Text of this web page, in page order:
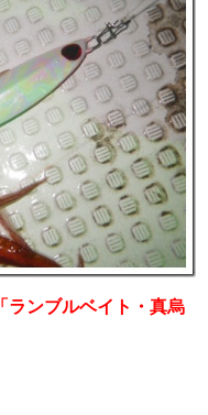
「ランブルベイト・真烏